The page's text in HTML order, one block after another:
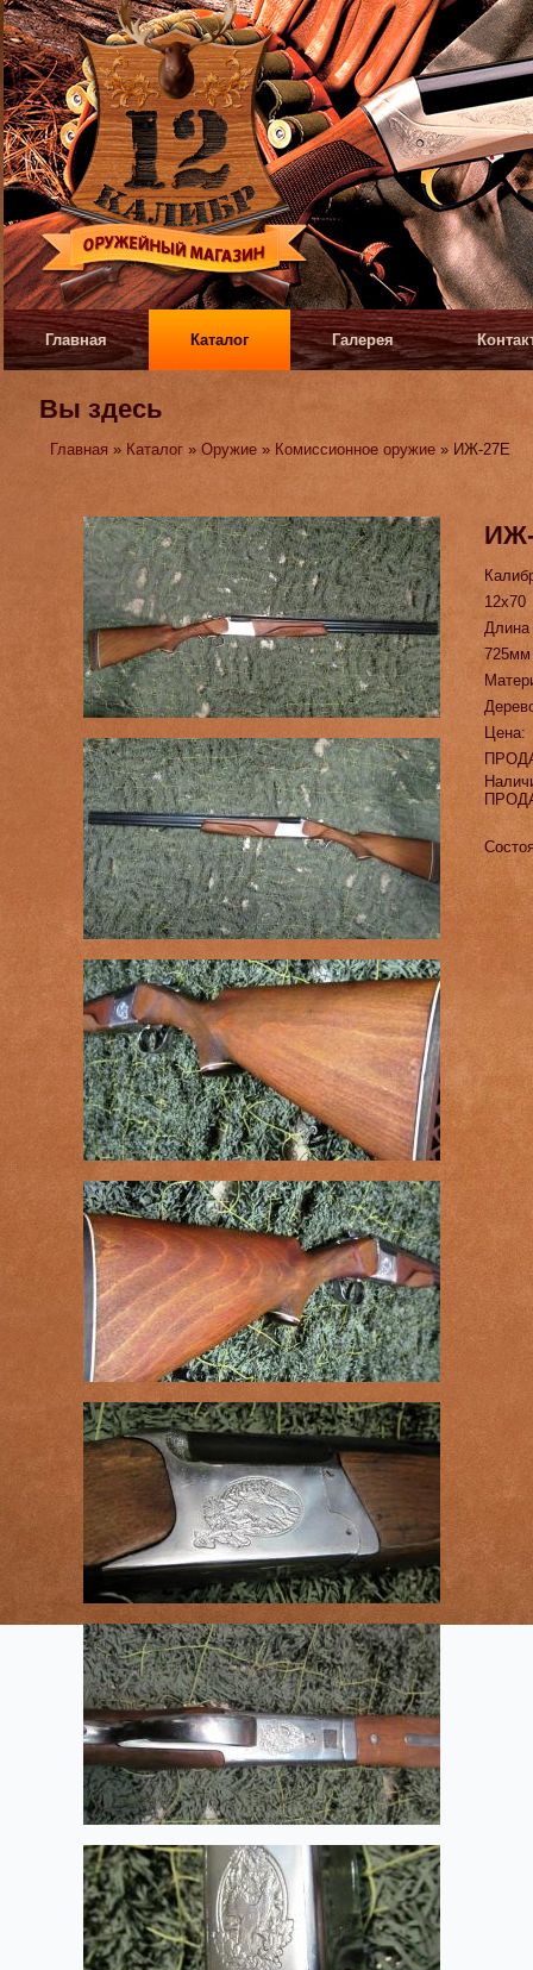
Главная Каталог Галерея
Вы здесь
Главная » Каталог »Оружие » Комиссионное оружие » ИЖ-27Е
12х70
725мм
Цена: